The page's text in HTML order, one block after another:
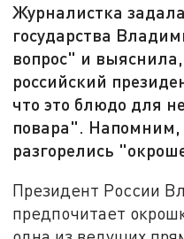
Журналистка
государства
вопрос" и
российский
что это блюдо для
повара". Напомним,
разгорелись
Президент России
предпочитает